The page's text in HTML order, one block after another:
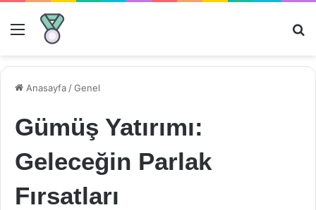
Menü
Anasayfa /Genel
Gümüş Yatırımı:
Geleceğin Parlak
Fırsatları